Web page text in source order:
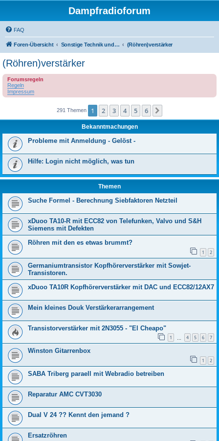
Dampfradioforum
FAQ
Foren-Übersicht Sonstige Technik und Unterhaltungselektronik (Röhren)verstärker
(Röhren)verstärker
Forumsregeln
Regeln
Impressum
291 Themen 1 2 3 4 5 6
Bekanntmachungen
Probleme mit Anmeldung - Gelöst -
Hilfe: Login nicht möglich, was tun
Themen
Suche Formel - Berechnung Siebfaktoren Netzteil
xDuoo TA10-R mit ECC82 von Telefunken, Valvo und S&H
Siemens mit Defekten
Röhren mit den es etwas brummt?
1 2
Germaniumtransistor Kopfhörerverstärker mit Sowjet-
Transistoren.
xDuoo TA10R Kopfhörerverstärker mit DAC und ECC82/12AX7
Mein kleines Douk Verstärkerarrangement
Transistorverstärker mit 2N3055 - "El Cheapo"
1 4 5 6 7
Winston Gitarrenbox
1 2
SABA Triberg paraell mit Webradio betreiben
Reparatur AMC CVT3030
Dual V 24 ?? Kennt den jemand ?
Ersatzröhren